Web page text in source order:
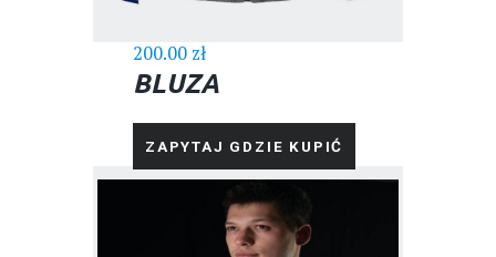
BLUZA
200.00 zł
ZAPYTAJ GDZIE KUPIĆ